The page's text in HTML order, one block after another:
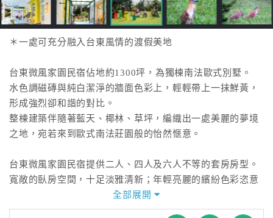
飯
店
訂
HOT
特
色
民
球
＊一處可充分融入台東風情的渡假美地
台東微風家園民宿佔地約1300坪，為獨棟南法歐式別墅。
水色調磁磚與純白潔淨的牆面色彩上，輕輕帶上一抹鮮黃，
形成強烈卻和諧的對比。
整棟建築伴隨著藍天、椰林、草坪，編織出一處美麗的夢境
之地，宛若來到歐式南法莊園般的怡然愜意。
台東微風家園民宿提供二人、四人及六人不等的套房房型。
寬敞的臥房空間，十足淡雅清新；年輕亮麗的繽紛色彩恣意
與斑斕色彩的造型家具相互輝映，巧妙帶出悠閒淡雅的度假
全部展開